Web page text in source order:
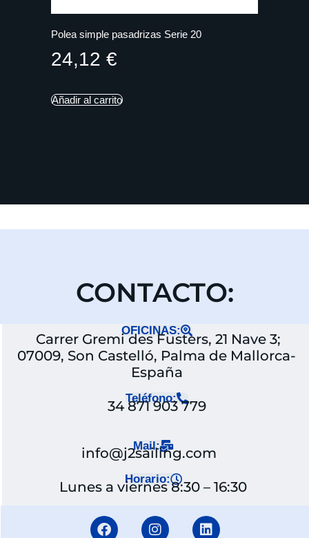
Polea simple pasadrizas Serie 20
24,12 €
Añadir al carrito
CONTACTO:
OFICINAS:
Carrer Gremi des Fusters, 21 Nave 3;
07009, Son Castelló, Palma de Mallorca-
España
Teléfono:
34 871 903 779
Mail:
info@j2sailing.com
Horario:
Lunes a viernes 8:30 – 16:30